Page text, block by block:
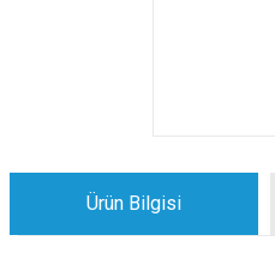
Ürün Bilgisi